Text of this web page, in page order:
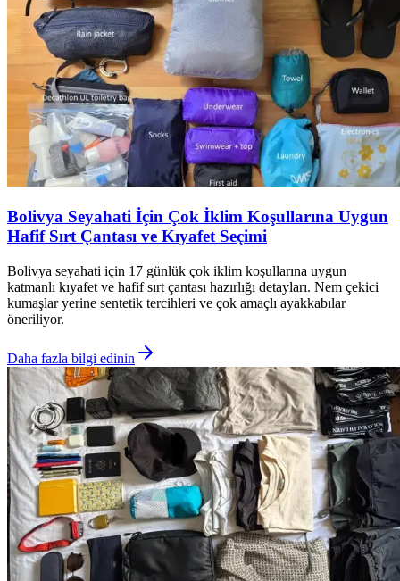
Bolivya Seyahati İçin Çok İklim Koşullarına Uygun
Hafif Sırt Çantası ve Kıyafet Seçimi
Bolivya seyahati için 17 günlük çok iklim koşullarına uygun
katmanlı kıyafet ve hafif sırt çantası hazırlığı detayları. Nem çekici
kumaşlar yerine sentetik tercihleri ve çok amaçlı ayakkabılar
öneriliyor.
Daha fazla bilgi edinin